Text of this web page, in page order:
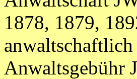
1878, 1879,
Anwaltsgebühr